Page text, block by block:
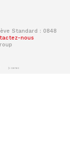
Standard : 0848
nous